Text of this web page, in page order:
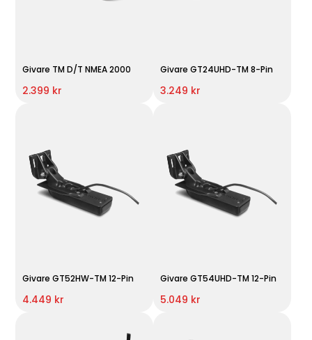
Givare TM D/T NMEA 2000
2.399 kr
Givare GT24UHD-TM 8-Pin
3.249 kr
Givare GT52HW-TM 12-Pin
4.449 kr
Givare GT54UHD-TM 12-Pin
5.049 kr